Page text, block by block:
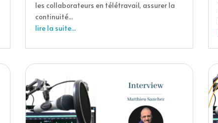
les collaborateurs en télétravail, assurer la
continuité...
lire la suite...